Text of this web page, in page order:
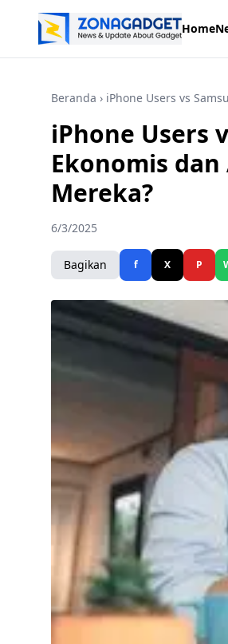
Home
Beranda › iPhone Users vs
iPhone Users
Ekonomis
Mereka?
6/3/2025
Bagikan f X P